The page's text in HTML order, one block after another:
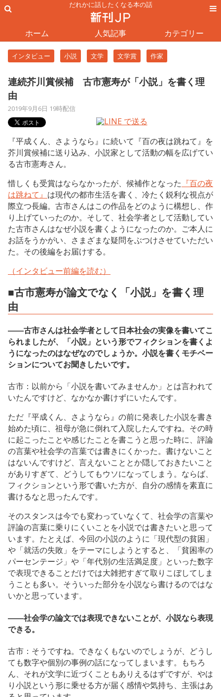
だれかに話したくなる本の話
ホーム 人気記事 カテゴリー
インタビュー 小説 文学 文学賞 作家
連続芥川賞候補 古市憲寿が「小説」を書く理
由
2019年9月6日 19時配信
『平成くん、さようなら』に続いて『百の夜は跳ねて』を
芥川賞候補に送り込み、小説家として活動の幅を広げてい
る古市憲寿さん。
惜しくも受賞はならなかったが、候補作となった 『百の夜
は跳ねて』 は現代の都市生活を書く、冷たく鋭利な視点が
際立つ長編。古市さんはこの作品をどのように構想し、作
り上げていったのか。そして、社会学者として活動してい
た古市さんはなぜ小説を書くようになったのか。ご本人に
お話をうかがい、さまざまな疑問をぶつけさせていただい
た。その後編をお届けする。
（インタビュー前編を読む）
■古市憲寿が論文でなく「小説」を書く理
由
――古市さんは社会学者として日本社会の実像を書いてこ
られましたが、「小説」という形でフィクションを書くよ
うになったのはなぜなのでしょうか。小説を書くモチベー
ションについてお聞きしたいです。
古市：以前から「小説を書いてみませんか」とは言われて
いたんですけど、なかなか書けずにいたんです。
ただ『平成くん、さようなら』の前に発表した小説を書き
始めた頃に、祖母が急に倒れて入院したんですね。その時
に起こったことや感じたことを書こうと思った時に、評論
の言葉や社会学の言葉では書きにくかった。書けないこと
はないんですけど、言えないこととか隠しておきたいこと
がありすぎて、どうしてもウソになってしまう。ならば、
フィクションという形で書いた方が、自分の感情を素直に
書けるなと思ったんです。
そのスタンスは今でも変わっていなくて、社会学の言葉や
評論の言葉に乗りにくいことを小説では書きたいと思って
います。たとえば、今回の小説のように「現代型の貧困」
や「就活の失敗」をテーマにしようとすると、「貧困率の
パーセンテージ」や「年代別の生活満足度」といった数字
で表現できることだけでは大雑把すぎて取りこぼしてしま
うことも多い。そういった部分を小説なら書けるのではな
いかと思っています。
――社会学の論文では表現できないことが、小説なら表現
できる。
古市：そうですね。できなくもないのでしょうが、どうし
ても数字や個別の事例の話になってしまいます。もちろ
ん、それが文学に近づくこともありえるはずですが、やは
り小説という形に乗せる方が届く感情や気持ち、主張はあ